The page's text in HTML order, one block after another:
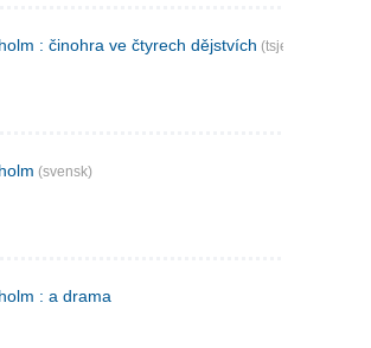
: činohra ve čtyrech dějstvích (tsjekkisk)
(svensk)
: a drama